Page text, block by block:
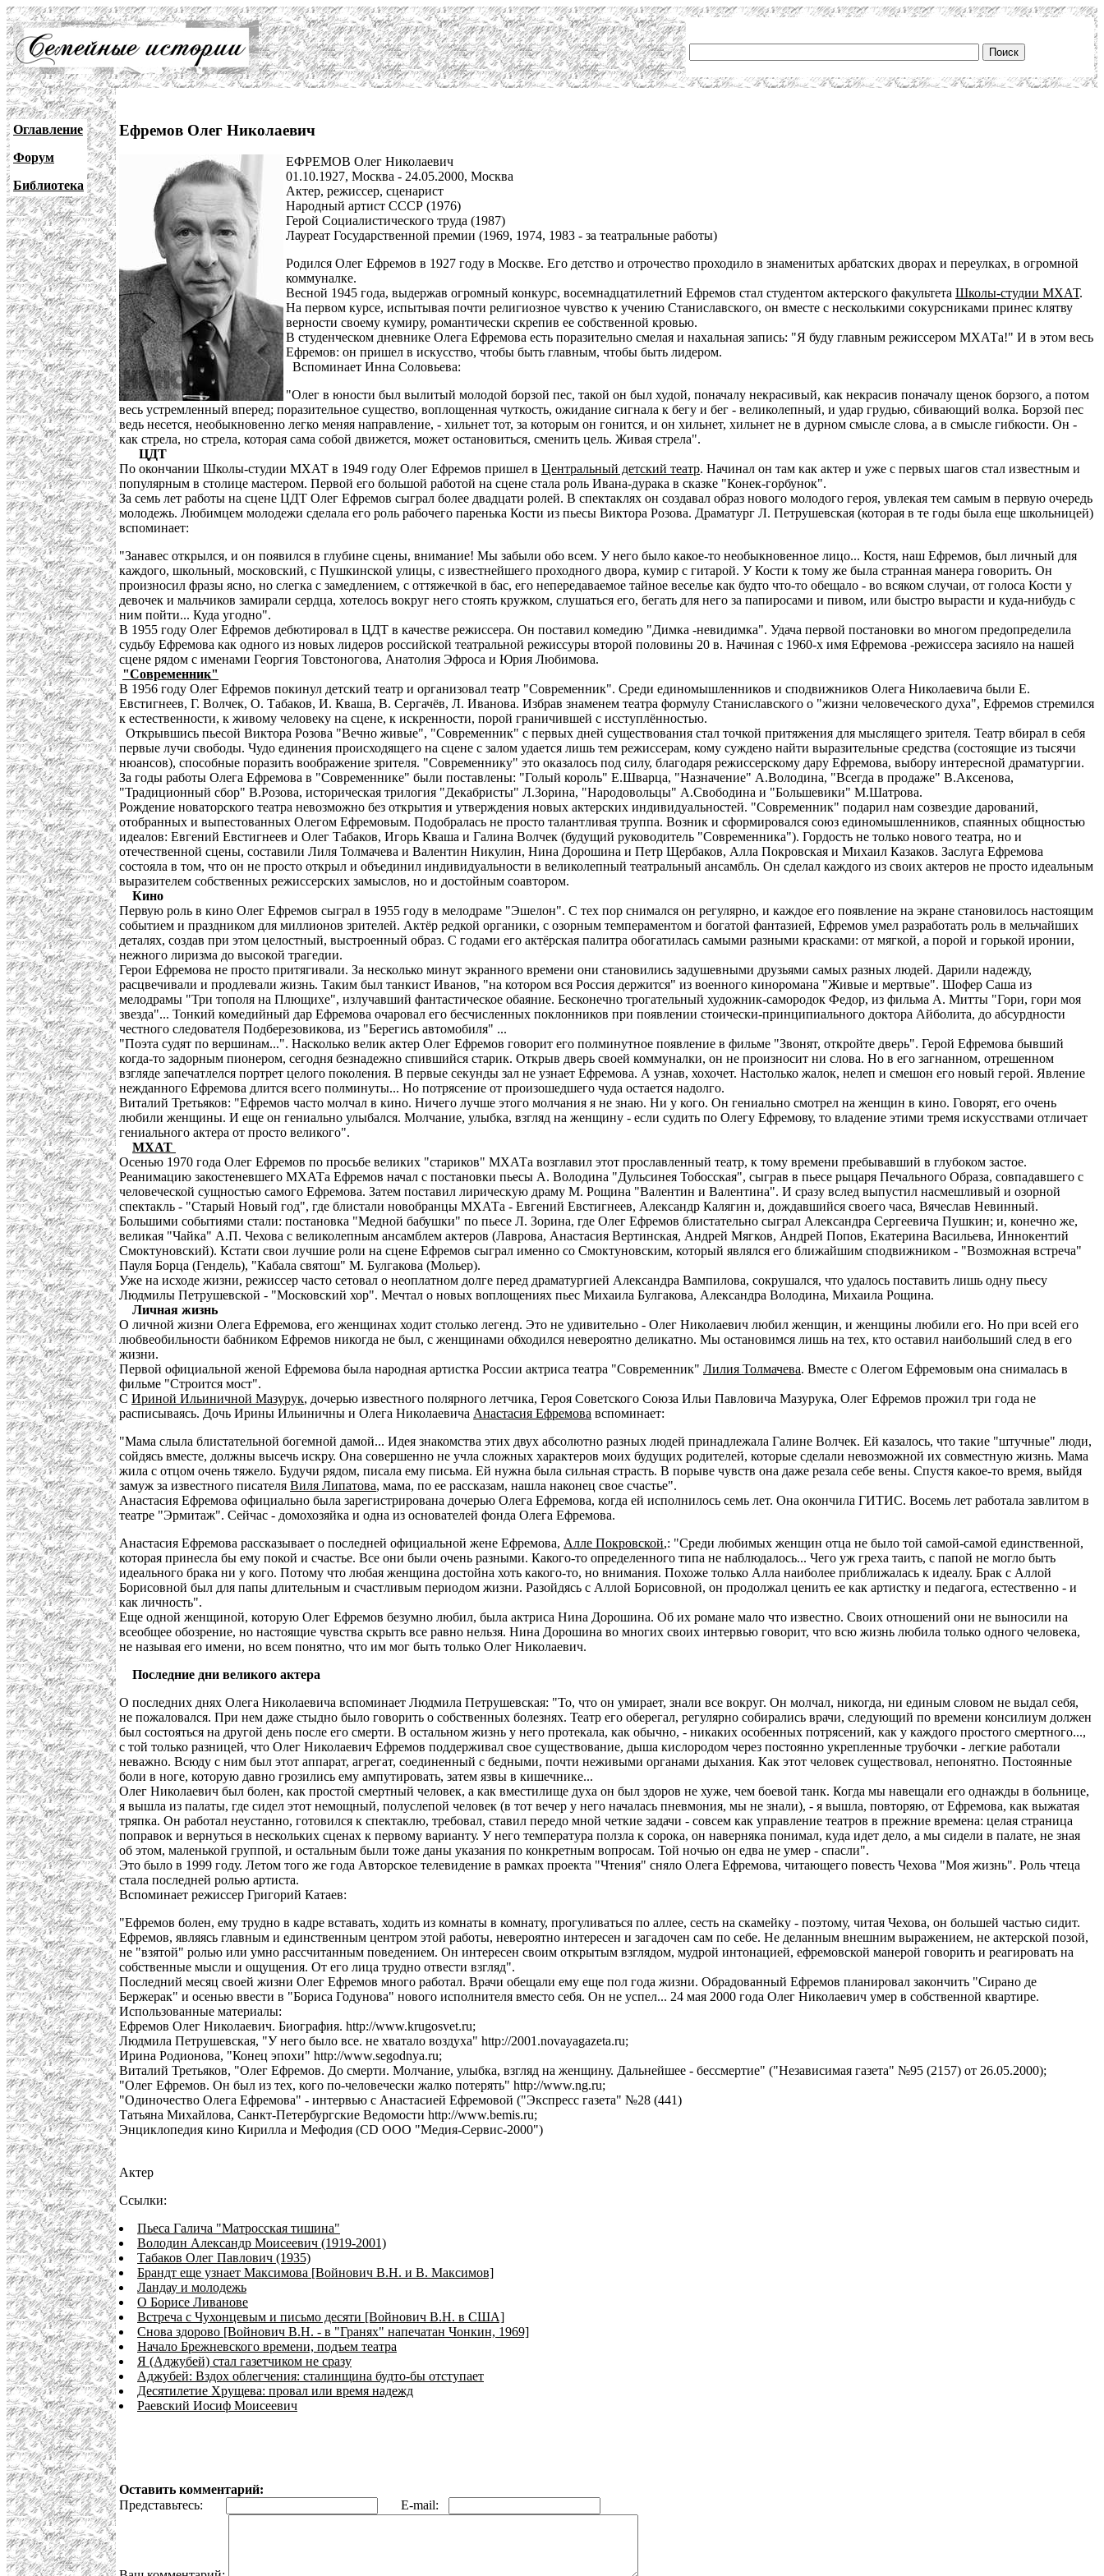
Оглавление
Форум
Библиотека
Ефремов Олег Николаевич
ЕФРЕМОВ Олег Николаевич
01.10.1927, Москва - 24.05.2000, Москва
Актер, режиссер, сценарист
Народный артист СССР (1976)
Герой Социалистического труда (1987)
Лауреат Государственной премии (1969, 1974, 1983 - за театральные работы)
Родился Олег Ефремов в 1927 году в Москве. Его детство и отрочество проходило в знаменитых арбатских дворах и переулках, в огромной
коммуналке.
Весной 1945 года, выдержав огромный конкурс, восемнадцатилетний Ефремов стал студентом актерского факультета Школы-студии МХАТ.
На первом курсе, испытывая почти религиозное чувство к учению Станиславского, он вместе с несколькими сокурсниками принес клятву
верности своему кумиру, романтически скрепив ее собственной кровью.
В студенческом дневнике Олега Ефремова есть поразительно смелая и нахальная запись: "Я буду главным режиссером МХАТа!" И в этом весь
Ефремов: он пришел в искусство, чтобы быть главным, чтобы быть лидером.
Вспоминает Инна Соловьева:
"Олег в юности был вылитый молодой борзой пес, такой он был худой, поначалу некрасивый, как некрасив поначалу щенок борзого, а потом
весь устремленный вперед; поразительное существо, воплощенная чуткость, ожидание сигнала к бегу и бег - великолепный, и удар грудью, сбивающий волка. Борзой пес
ведь несется, необыкновенно легко меняя направление, - хильнет тот, за которым он гонится, и он хильнет, хильнет не в дурном смысле слова, а в смысле гибкости. Он -
как стрела, но стрела, которая сама собой движется, может остановиться, сменить цель. Живая стрела".
ЦДТ
По окончании Школы-студии МХАТ в 1949 году Олег Ефремов пришел в Центральный детский театр. Начинал он там как актер и уже с первых шагов стал известным и
популярным в столице мастером. Первой его большой работой на сцене стала роль Ивана-дурака в сказке "Конек-горбунок".
За семь лет работы на сцене ЦДТ Олег Ефремов сыграл более двадцати ролей. В спектаклях он создавал образ нового молодого героя, увлекая тем самым в первую очередь
молодежь. Любимцем молодежи сделала его роль рабочего паренька Кости из пьесы Виктора Розова. Драматург Л. Петрушевская (которая в те годы была еще школьницей)
вспоминает:
"Занавес открылся, и он появился в глубине сцены, внимание! Мы забыли обо всем. У него было какое-то необыкновенное лицо... Костя, наш Ефремов, был личный для
каждого, школьный, московский, с Пушкинской улицы, с известнейшего проходного двора, кумир с гитарой. У Кости к тому же была странная манера говорить. Он
произносил фразы ясно, но слегка с замедлением, с оттяжечкой в бас, его непередаваемое тайное веселье как будто что-то обещало - во всяком случаи, от голоса Кости у
девочек и мальчиков замирали сердца, хотелось вокруг него стоять кружком, слушаться его, бегать для него за папиросами и пивом, или быстро вырасти и куда-нибудь с
ним пойти... Куда угодно".
В 1955 году Олег Ефремов дебютировал в ЦДТ в качестве режиссера. Он поставил комедию "Димка -невидимка". Удача первой постановки во многом предопределила
судьбу Ефремова как одного из новых лидеров российской театральной режиссуры второй половины 20 в. Начиная с 1960-х имя Ефремова -режиссера засияло на нашей
сцене рядом с именами Георгия Товстоногова, Анатолия Эфроса и Юрия Любимова.
"Современник"
В 1956 году Олег Ефремов покинул детский театр и организовал театр "Современник". Среди единомышленников и сподвижников Олега Николаевича были Е.
Евстигнеев, Г. Волчек, О. Табаков, И. Кваша, В. Сергачёв, Л. Иванова. Избрав знаменем театра формулу Станиславского о "жизни человеческого духа", Ефремов стремился
к естественности, к живому человеку на сцене, к искренности, порой граничившей с исступлённостью.
Открывшись пьесой Виктора Розова "Вечно живые", "Современник" с первых дней существования стал точкой притяжения для мыслящего зрителя. Театр вбирал в себя
первые лучи свободы. Чудо единения происходящего на сцене с залом удается лишь тем режиссерам, кому суждено найти выразительные средства (состоящие из тысячи
нюансов), способные поразить воображение зрителя. "Современнику" это оказалось под силу, благодаря режиссерскому дару Ефремова, выбору интересной драматургии.
За годы работы Олега Ефремова в "Современнике" были поставлены: "Голый король" Е.Шварца, "Назначение" А.Володина, "Всегда в продаже" В.Аксенова,
"Традиционный сбор" В.Розова, историческая трилогия "Декабристы" Л.Зорина, "Народовольцы" А.Свободина и "Большевики" М.Шатрова.
Рождение новаторского театра невозможно без открытия и утверждения новых актерских индивидуальностей. "Современник" подарил нам созвездие дарований,
отобранных и выпестованных Олегом Ефремовым. Подобралась не просто талантливая труппа. Возник и сформировался союз единомышленников, спаянных общностью
идеалов: Евгений Евстигнеев и Олег Табаков, Игорь Кваша и Галина Волчек (будущий руководитель "Современника"). Гордость не только нового театра, но и
отечественной сцены, составили Лиля Толмачева и Валентин Никулин, Нина Дорошина и Петр Щербаков, Алла Покровская и Михаил Казаков. Заслуга Ефремова
состояла в том, что он не просто открыл и объединил индивидуальности в великолепный театральный ансамбль. Он сделал каждого из своих актеров не просто идеальным
выразителем собственных режиссерских замыслов, но и достойным соавтором.
Кино
Первую роль в кино Олег Ефремов сыграл в 1955 году в мелодраме "Эшелон". С тех пор снимался он регулярно, и каждое его появление на экране становилось настоящим
событием и праздником для миллионов зрителей. Актёр редкой органики, с озорным темпераментом и богатой фантазией, Ефремов умел разработать роль в мельчайших
деталях, создав при этом целостный, выстроенный образ. С годами его актёрская палитра обогатилась самыми разными красками: от мягкой, а порой и горькой иронии,
нежного лиризма до высокой трагедии.
Герои Ефремова не просто притягивали. За несколько минут экранного времени они становились задушевными друзьями самых разных людей. Дарили надежду,
расцвечивали и продлевали жизнь. Таким был танкист Иванов, "на котором вся Россия держится" из военного киноромана "Живые и мертвые". Шофер Саша из
мелодрамы "Три тополя на Плющихе", излучавший фантастическое обаяние. Бесконечно трогательный художник-самородок Федор, из фильма А. Митты "Гори, гори моя
звезда"... Тонкий комедийный дар Ефремова очаровал его бесчисленных поклонников при появлении стоически-принципиального доктора Айболита, до абсурдности
честного следователя Подберезовикова, из "Берегись автомобиля" ...
"Поэта судят по вершинам...". Насколько велик актер Олег Ефремов говорит его полминутное появление в фильме "Звонят, откройте дверь". Герой Ефремова бывший
когда-то задорным пионером, сегодня безнадежно спившийся старик. Открыв дверь своей коммуналки, он не произносит ни слова. Но в его загнанном, отрешенном
взгляде запечатлелся портрет целого поколения. В первые секунды зал не узнает Ефремова. А узнав, хохочет. Настолько жалок, нелеп и смешон его новый герой. Явление
нежданного Ефремова длится всего полминуты... Но потрясение от произошедшего чуда остается надолго.
Виталий Третьяков: "Ефремов часто молчал в кино. Ничего лучше этого молчания я не знаю. Ни у кого. Он гениально смотрел на женщин в кино. Говорят, его очень
любили женщины. И еще он гениально улыбался. Молчание, улыбка, взгляд на женщину - если судить по Олегу Ефремову, то владение этими тремя искусствами отличает
гениального актера от просто великого".
МХАТ
Осенью 1970 года Олег Ефремов по просьбе великих "стариков" МХАТа возглавил этот прославленный театр, к тому времени пребывавший в глубоком застое.
Реанимацию закостеневшего МХАТа Ефремов начал с постановки пьесы А. Володина "Дульсинея Тобосская", сыграв в пьесе рыцаря Печального Образа, совпадавшего с
человеческой сущностью самого Ефремова. Затем поставил лирическую драму М. Рощина "Валентин и Валентина". И сразу вслед выпустил насмешливый и озорной
спектакль - "Старый Новый год", где блистали новобранцы МХАТа - Евгений Евстигнеев, Александр Калягин и, дождавшийся своего часа, Вячеслав Невинный.
Большими событиями стали: постановка "Медной бабушки" по пьесе Л. Зорина, где Олег Ефремов блистательно сыграл Александра Сергеевича Пушкин; и, конечно же,
великая "Чайка" А.П. Чехова с великолепным ансамблем актеров (Лаврова, Анастасия Вертинская, Андрей Мягков, Андрей Попов, Екатерина Васильева, Иннокентий
Смоктуновский). Кстати свои лучшие роли на сцене Ефремов сыграл именно со Смоктуновским, который являлся его ближайшим сподвижником - "Возможная встреча"
Пауля Борца (Гендель), "Кабала святош" М. Булгакова (Мольер).
Уже на исходе жизни, режиссер часто сетовал о неоплатном долге перед драматургией Александра Вампилова, сокрушался, что удалось поставить лишь одну пьесу
Людмилы Петрушевской - "Московский хор". Мечтал о новых воплощениях пьес Михаила Булгакова, Александра Володина, Михаила Рощина.
Личная жизнь
О личной жизни Олега Ефремова, его женщинах ходит столько легенд. Это не удивительно - Олег Николаевич любил женщин, и женщины любили его. Но при всей его
любвеобильности бабником Ефремов никогда не был, с женщинами обходился невероятно деликатно. Мы остановимся лишь на тех, кто оставил наибольший след в его
жизни.
Первой официальной женой Ефремова была народная артистка России актриса театра "Современник" Лилия Толмачева. Вместе с Олегом Ефремовым она снималась в
фильме "Строится мост".
С Ириной Ильиничной Мазурук, дочерью известного полярного летчика, Героя Советского Союза Ильи Павловича Мазурука, Олег Ефремов прожил три года не
расписываясь. Дочь Ирины Ильиничны и Олега Николаевича Анастасия Ефремова вспоминает:
"Мама слыла блистательной богемной дамой... Идея знакомства этих двух абсолютно разных людей принадлежала Галине Волчек. Ей казалось, что такие "штучные" люди,
сойдясь вместе, должны высечь искру. Она совершенно не учла сложных характеров моих будущих родителей, которые сделали невозможной их совместную жизнь. Мама
жила с отцом очень тяжело. Будучи рядом, писала ему письма. Ей нужна была сильная страсть. В порыве чувств она даже резала себе вены. Спустя какое-то время, выйдя
замуж за известного писателя Виля Липатова, мама, по ее рассказам, нашла наконец свое счастье".
Анастасия Ефремова официально была зарегистрирована дочерью Олега Ефремова, когда ей исполнилось семь лет. Она окончила ГИТИС. Восемь лет работала завлитом в
театре "Эрмитаж". Сейчас - домохозяйка и одна из основателей фонда Олега Ефремова.
Анастасия Ефремова рассказывает о последней официальной жене Ефремова, Алле Покровской,: "Среди любимых женщин отца не было той самой-самой единственной,
которая принесла бы ему покой и счастье. Все они были очень разными. Какого-то определенного типа не наблюдалось... Чего уж греха таить, с папой не могло быть
идеального брака ни у кого. Потому что любая женщина достойна хоть какого-то, но внимания. Похоже только Алла наиболее приближалась к идеалу. Брак с Аллой
Борисовной был для папы длительным и счастливым периодом жизни. Разойдясь с Аллой Борисовной, он продолжал ценить ее как артистку и педагога, естественно - и
как личность".
Еще одной женщиной, которую Олег Ефремов безумно любил, была актриса Нина Дорошина. Об их романе мало что известно. Своих отношений они не выносили на
всеобщее обозрение, но настоящие чувства скрыть все равно нельзя. Нина Дорошина во многих своих интервью говорит, что всю жизнь любила только одного человека,
не называя его имени, но всем понятно, что им мог быть только Олег Николаевич.
Последние дни великого актера
О последних днях Олега Николаевича вспоминает Людмила Петрушевская: "То, что он умирает, знали все вокруг. Он молчал, никогда, ни единым словом не выдал себя,
не пожаловался. При нем даже стыдно было говорить о собственных болезнях. Театр его оберегал, регулярно собирались врачи, следующий по времени консилиум должен
был состояться на другой день после его смерти. В остальном жизнь у него протекала, как обычно, - никаких особенных потрясений, как у каждого простого смертного...,
с той только разницей, что Олег Николаевич Ефремов поддерживал свое существование, дыша кислородом через постоянно укрепленные трубочки - легкие работали
неважно. Всюду с ним был этот аппарат, агрегат, соединенный с бедными, почти неживыми органами дыхания. Как этот человек существовал, непонятно. Постоянные
боли в ноге, которую давно грозились ему ампутировать, затем язвы в кишечнике...
Олег Николаевич был болен, как простой смертный человек, а как вместилище духа он был здоров не хуже, чем боевой танк. Когда мы навещали его однажды в больнице,
я вышла из палаты, где сидел этот немощный, полуслепой человек (в тот вечер у него началась пневмония, мы не знали), - я вышла, повторяю, от Ефремова, как выжатая
тряпка. Он работал неустанно, готовился к спектаклю, требовал, ставил передо мной четкие задачи - совсем как управление театров в прежние времена: целая страница
поправок и вернуться в нескольких сценах к первому варианту. У него температура ползла к сорока, он наверняка понимал, куда идет дело, а мы сидели в палате, не зная
об этом, маленькой группой, и остальным были тоже даны указания по конкретным вопросам. Той ночью он едва не умер - спасли".
Это было в 1999 году. Летом того же года Авторское телевидение в рамках проекта "Чтения" сняло Олега Ефремова, читающего повесть Чехова "Моя жизнь". Роль чтеца
стала последней ролью артиста.
Вспоминает режиссер Григорий Катаев:
"Ефремов болен, ему трудно в кадре вставать, ходить из комнаты в комнату, прогуливаться по аллее, сесть на скамейку - поэтому, читая Чехова, он большей частью сидит.
Ефремов, являясь главным и единственным центром этой работы, невероятно интересен и загадочен сам по себе. Не деланным внешним выражением, не актерской позой,
не "взятой" ролью или умно рассчитанным поведением. Он интересен своим открытым взглядом, мудрой интонацией, ефремовской манерой говорить и реагировать на
собственные мысли и ощущения. От его лица трудно отвести взгляд".
Последний месяц своей жизни Олег Ефремов много работал. Врачи обещали ему еще пол года жизни. Обрадованный Ефремов планировал закончить "Сирано де
Бержерак" и осенью ввести в "Бориса Годунова" нового исполнителя вместо себя. Он не успел... 24 мая 2000 года Олег Николаевич умер в собственной квартире.
Использованные материалы:
Ефремов Олег Николаевич. Биография. http://www.krugosvet.ru;
Людмила Петрушевская, "У него было все. не хватало воздуха" http://2001.novayagazeta.ru;
Ирина Родионова, "Конец эпохи" http://www.segodnya.ru;
Виталий Третьяков, "Олег Ефремов. До смерти. Молчание, улыбка, взгляд на женщину. Дальнейшее - бессмертие" ("Независимая газета" №95 (2157) от 26.05.2000);
"Олег Ефремов. Он был из тех, кого по-человечески жалко потерять" http://www.ng.ru;
"Одиночество Олега Ефремова" - интервью с Анастасией Ефремовой ("Экспресс газета" №28 (441)
Татьяна Михайлова, Санкт-Петербургские Ведомости http://www.bemis.ru;
Энциклопедия кино Кирилла и Мефодия (CD ООО "Медия-Сервис-2000")
Актер
Ссылки:
Пьеса Галича "Матросская тишина"
Володин Александр Моисеевич (1919-2001)
Табаков Олег Павлович (1935)
Брандт еще узнает Максимова [Войнович В.Н. и В. Максимов]
Ландау и молодежь
О Борисе Ливанове
Встреча с Чухонцевым и письмо десяти [Войнович В.Н. в США]
Снова здорово [Войнович В.Н. - в "Гранях" напечатан Чонкин, 1969]
Начало Брежневского времени, подъем театра
Я (Аджубей) стал газетчиком не сразу
Аджубей: Вздох облегчения: сталинщина будто-бы отступает
Десятилетие Хрущева: провал или время надежд
Раевский Иосиф Моисеевич
Оставить комментарий:
Представьтесь:
E-mail: